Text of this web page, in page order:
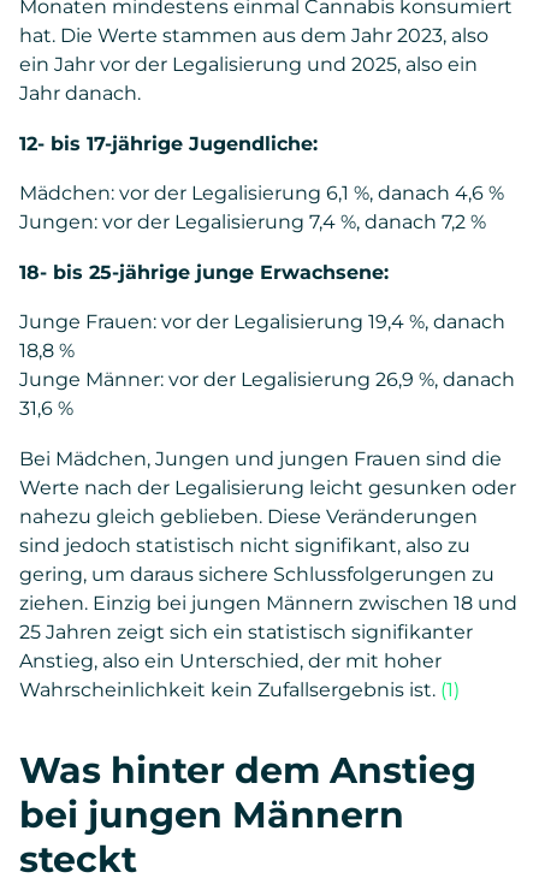
Monaten mindestens einmal Cannabis konsumiert
hat. Die Werte stammen aus dem Jahr 2023, also
ein Jahr vor der Legalisierung und 2025, also ein
Jahr danach.
12- bis 17-jährige Jugendliche:
Mädchen: vor der Legalisierung 6,1 %, danach 4,6 %
Jungen: vor der Legalisierung 7,4 %, danach 7,2 %
18- bis 25-jährige junge Erwachsene:
Junge Frauen: vor der Legalisierung 19,4 %, danach
18,8 %
Junge Männer: vor der Legalisierung 26,9 %, danach
31,6 %
Bei Mädchen, Jungen und jungen Frauen sind die
Werte nach der Legalisierung leicht gesunken oder
nahezu gleich geblieben. Diese Veränderungen
sind jedoch statistisch nicht signifikant, also zu
gering, um daraus sichere Schlussfolgerungen zu
ziehen. Einzig bei jungen Männern zwischen 18 und
25 Jahren zeigt sich ein statistisch signifikanter
Anstieg, also ein Unterschied, der mit hoher
Wahrscheinlichkeit kein Zufallsergebnis ist. (1)
Was hinter dem Anstieg
bei jungen Männern
steckt